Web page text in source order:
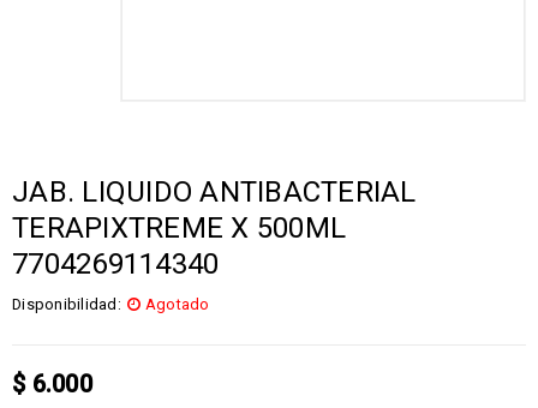
JAB. LIQUIDO ANTIBACTERIAL
TERAPIXTREME X 500ML
7704269114340
Disponibilidad: Agotado
$6.000